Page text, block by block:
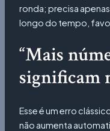
ronda; precisa
longo do tempo,
“Mais
significam
Esse é um erro
não aumenta